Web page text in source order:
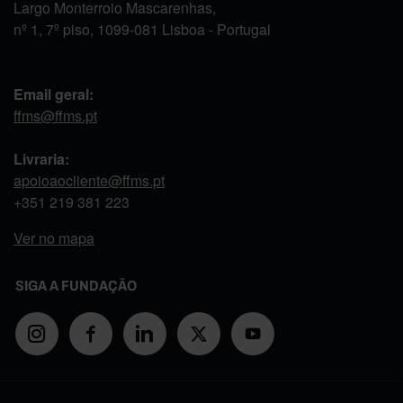
Largo Monterroio Mascarenhas,
nº 1, 7º piso, 1099-081 Lisboa - Portugal
Email geral:
ffms@ffms.pt
Livraria:
apoioaocliente@ffms.pt
+351 219 381 223
Ver no mapa
SIGA A FUNDAÇÃO